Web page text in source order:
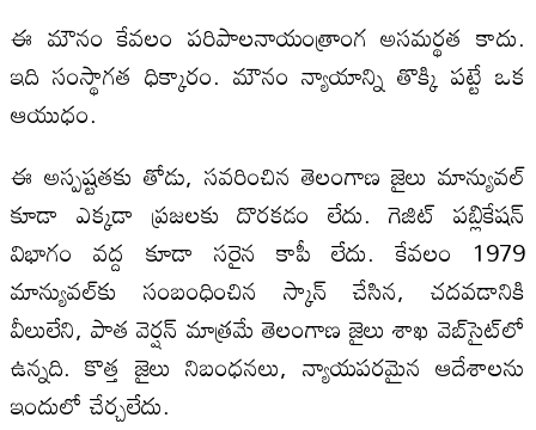
ఈ మౌనం కేవలం పరిపాలనాయంత్రాంగ అసమర్థత కాదు.
ఇది సంస్థాగత ధిక్కారం. మౌనం న్యాయాన్ని తొక్కి పట్టే ఒక
ఆయుధం.
ఈ అస్పష్టతకు తోడు, సవరించిన తెలంగాణ జైలు మాన్యువల్
కూడా ఎక్కడా ప్రజలకు దొరకడం లేదు. గెజిట్ పబ్లికేషన్
విభాగం వద్ద కూడా సరైన కాపీ లేదు. కేవలం 1979
మాన్యువల్‌కు సంబంధించిన స్కాన్ చేసిన, చదవడానికి
వీలులేని, పాత వెర్షన్ మాత్రమే తెలంగాణ జైలు శాఖ వెబ్‌సైట్‌లో
ఉన్నది. కొత్త జైలు నిబంధనలు, న్యాయపరమైన ఆదేశాలను
ఇందులో చేర్చలేదు.